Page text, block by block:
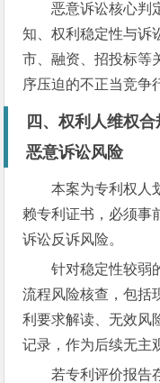
恶意诉讼核心判
知、权利稳定性与诉
市、融资、招投标等
序压迫的不正当竞争
四、权利人维权
恶意诉讼风险
本案为专利权人
赖专利证书，必须事
诉讼反诉风险。
针对稳定性较弱
流程风险核查，包括
利要求解读、无效风
记录，作为后续无主
若专利评价报告